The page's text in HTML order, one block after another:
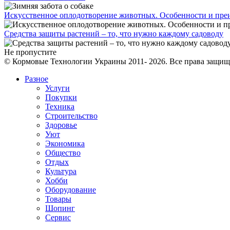
Искусственное оплодотворение животных. Особенности и
Средства защиты растений – то, что нужно каждому садоводу
Не пропустите
© Кормовые Технологии Украины 2011- 2026. Все права
Разное
Услуги
Покупки
Техника
Строительство
Здоровье
Уют
Экономика
Общество
Отдых
Культура
Хобби
Оборудование
Товары
Шопинг
Сервис